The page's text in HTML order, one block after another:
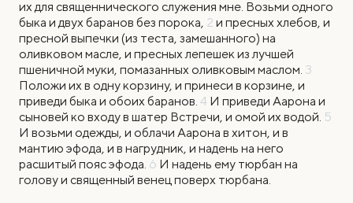
их для священнического служения мне. Возьми одного
быка и двух баранов без порока, 2 и пресных хлебов, и
пресной выпечки (из теста, замешанного) на
оливковом масле, и пресных лепешек из лучшей
пшеничной муки, помазанных оливковым маслом. 3
Положи их в одну корзину, и принеси в корзине, и
приведи быка и обоих баранов. 4 И приведи Аарона и
сыновей ко входу в шатер Встречи, и омой их водой. 5
И возьми одежды, и облачи Аарона в хитон, и в
мантию эфода, и в нагрудник, и надень на него
расшитый пояс эфода. 6 И надень ему тюрбан на
голову и священный венец поверх тюрбана.